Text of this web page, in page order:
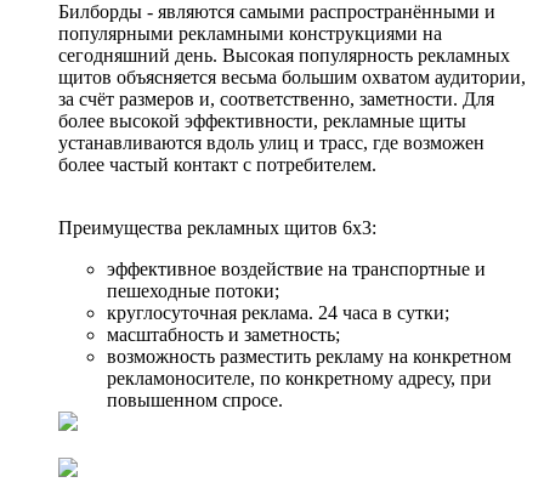
Билборды - являются самыми распространёнными и
популярными рекламными конструкциями на
сегодняшний день. Высокая популярность рекламных
щитов объясняется весьма большим охватом аудитории,
за счёт размеров и, соответственно, заметности. Для
более высокой эффективности, рекламные щиты
устанавливаются вдоль улиц и трасс, где возможен
более частый контакт с потребителем.
Преимущества рекламных щитов 6x3:
эффективное воздействие на транспортные и
пешеходные потоки;
круглосуточная реклама. 24 часа в сутки;
масштабность и заметность;
возможность разместить рекламу на конкретном
рекламоносителе, по конкретному адресу, при
повышенном спросе.